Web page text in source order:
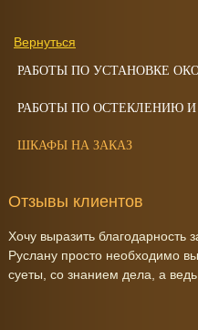
Вернуться
РАБОТЫ ПО УСТАНОВКЕ
РАБОТЫ ПО ОСТЕКЛЕНИЮ
ШКАФЫ НА ЗАКАЗ
Отзывы клиентов
Хочу выразить
Руслану просто необходимо
суеты, со знанием дела, а ведь